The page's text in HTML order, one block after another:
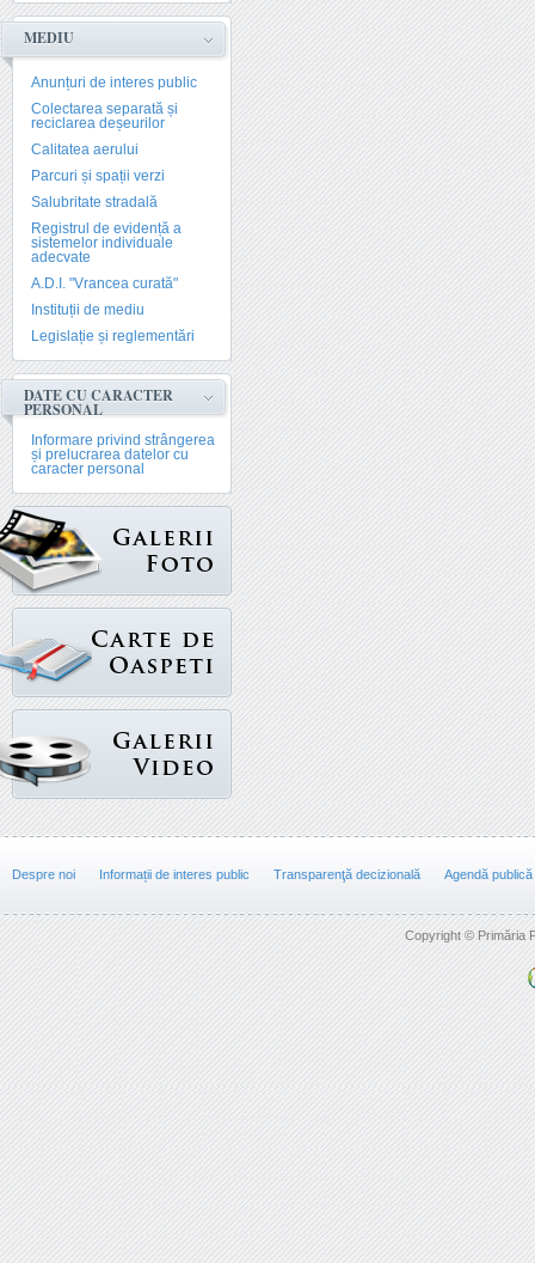
MEDIU
Anunțuri de interes public
Colectarea separată și
reciclarea deșeurilor
Calitatea aerului
Parcuri și spații verzi
Salubritate stradală
Registrul de evidență a
sistemelor individuale
adecvate
A.D.I. "Vrancea curată"
Instituții de mediu
Legislație și reglementări
DATE CU CARACTER
PERSONAL
Informare privind strângerea
și prelucrarea datelor cu
caracter personal
Despre noi Informații de interes public Transparenţă decizională Agendă publică
Copyright © Primăria